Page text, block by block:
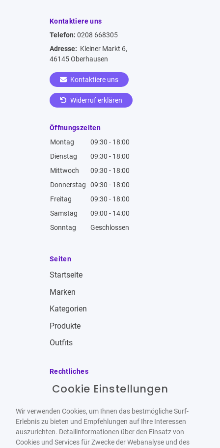
Kontaktiere uns
Telefon: 0208 668305
Adresse: Kleiner Markt 6,
46145 Oberhausen
Kontaktiere uns
Widerruf erklären
Öffnungszeiten
Montag
09:30 - 18:00
Dienstag
09:30 - 18:00
Mittwoch
09:30 - 18:00
Donnerstag
09:30 - 18:00
Freitag
09:30 - 18:00
Samstag
09:00 - 14:00
Sonntag
Geschlossen
Seiten
Startseite
Marken
Kategorien
Produkte
Outfits
Rechtliches
Impressum
Datenschutzbestimmungen
Widerrufsbelehrung
Cookie Einstellungen
Wir verwenden Cookies, um Ihnen das bestmögliche Surf-
Erlebnis zu bieten und Empfehlungen auf Ihre Interessen
auszurichten. Detailinformationen über den Einsatz von
Cookies und Services für Zwecke der Webanalyse und des